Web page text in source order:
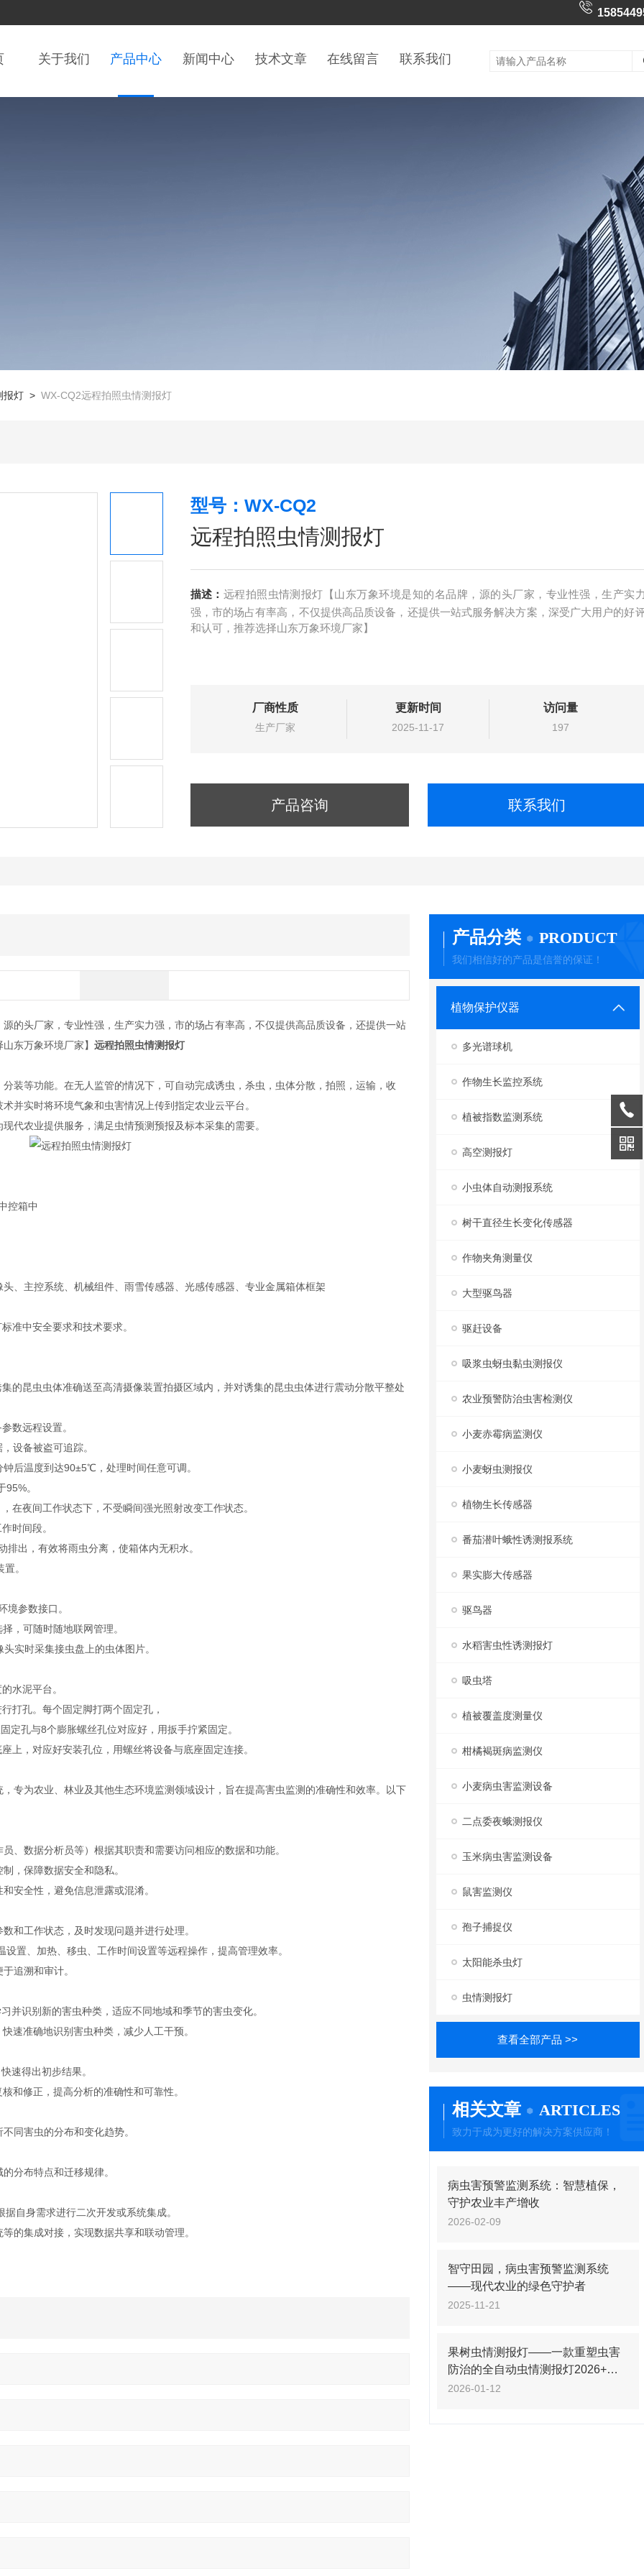
关于我们 产品中心 新闻中心 技术文章 在线留言 联系我们
报灯> WX-CQ2远程拍照虫情测报灯
型号：WX-CQ2
远程拍照虫情测报灯
描述： 远程拍照虫情测报灯【山东万象环境是知的名品牌，源的头厂家，专业性强，生产实
强，市的场占有率高，不仅提供高品质设备，还提供一站式服务解决方案，深受广大用户的好
和认可，推荐选择山东万象环境厂家】
厂商性质
生产厂家
更新时间
2025-11-17
访问量
197
产品咨询 联系我们
的头厂家，专业性强，生产实力强，市的场占有率高，不仅提供高品质设备，还提供一站
东万象环境厂家】 远程拍照虫情测报灯
等功能。在无人监管的情况下，可自动完成诱虫，杀虫，虫体分散，拍照，运输，收
并实时将环境气象和虫害情况上传到指定农业云平台。
农业提供服务，满足虫情预测预报及标本采集的需要。
控箱中
主控系统、机械组件、雨雪传感器、光感传感器、专业金属箱体框架
中安全要求和技术要求。
昆虫虫体准确送至高清摄像装置拍摄区域内，并对诱集的昆虫虫体进行震动分散平整处
数远程设置。
备被盗可追踪。
温度到达90±5℃，处理时间任意可调。
。
夜间工作状态下，不受瞬间强光照射改变工作状态。
时间段。
，有效将雨虫分离，使箱体内无积水。
。
参数接口。
可随时随地联网管理。
时采集接虫盘上的虫体图片。
水泥平台。
孔。每个固定脚打两个固定孔，
孔与8个膨胀螺丝孔位对应好，用扳手拧紧固定。
，对应好安装孔位，用螺丝将设备与底座固定连接。
为农业、林业及其他生态环境监测领域设计，旨在提高害虫监测的准确性和效率。以下
数据分析员等）根据其职责和需要访问相应的数据和功能。
保障数据安全和隐私。
全性，避免信息泄露或混淆。
工作状态，及时发现问题并进行处理。
、加热、移虫、工作时间设置等远程操作，提高管理效率。
追溯和审计。
识别新的害虫种类，适应不同地域和季节的害虫变化。
准确地识别害虫种类，减少人工干预。
得出初步结果。
修正，提高分析的准确性和可靠性。
害虫的分布和变化趋势。
布特点和迁移规律。
身需求进行二次开发或系统集成。
集成对接，实现数据共享和联动管理。
产品分类 PRODUCT
我们相信好的产品是信誉的保证！
植物保护仪器
多光谱球机
作物生长监控系统
植被指数监测系统
高空测报灯
小虫体自动测报系统
树干直径生长变化传感器
作物夹角测量仪
大型驱鸟器
驱赶设备
吸浆虫蚜虫黏虫测报仪
农业预警防治虫害检测仪
小麦赤霉病监测仪
小麦蚜虫测报仪
植物生长传感器
番茄潜叶蛾性诱测报系统
果实膨大传感器
驱鸟器
水稻害虫性诱测报灯
吸虫塔
植被覆盖度测量仪
柑橘褐斑病监测仪
小麦病虫害监测设备
二点委夜蛾测报仪
玉米病虫害监测设备
鼠害监测仪
孢子捕捉仪
太阳能杀虫灯
虫情测报灯
查看全部产品 >>
相关文章 ARTICLES
致力于成为更好的解决方案供应商！
病虫害预警监测系统：智慧植保，
守护农业丰产增收
2026-02-09
智守田园，病虫害预警监测系统
——现代农业的绿色守护者
2025-11-21
果树虫情测报灯——一款重塑虫害
防治的全自动虫情测报灯2026+派
+送
2026-01-12